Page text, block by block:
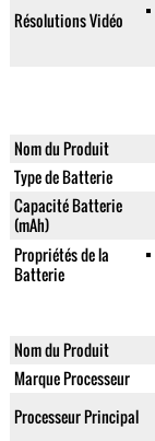
Résolutions Vidéo
Nom du Produit
Type de Batterie
Capacité Batterie
(mAh)
Propriétés de la
Batterie
Nom du Produit
Marque Processeur
Processeur Principal